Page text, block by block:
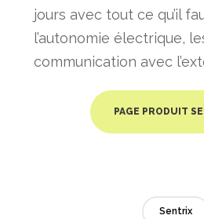
jours avec tout ce qu’il
l’autonomie électrique,
communication avec
PAGE PRODUIT
Sentrix